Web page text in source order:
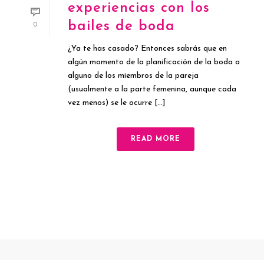
0
experiencias con los
bailes de boda
¿Ya te has casado? Entonces sabrás que en
algún momento de la planificación de la boda a
alguno de los miembros de la pareja
(usualmente a la parte femenina, aunque cada
vez menos) se le ocurre [...]
READ MORE